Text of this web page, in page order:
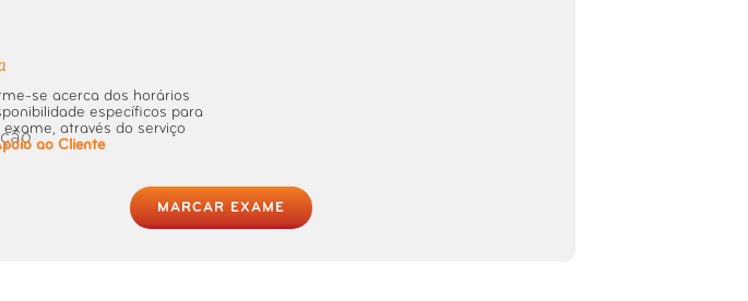
se acerca dos horários
específicos para
exame, através do serviço
ao Cliente
MARCAR EXAME